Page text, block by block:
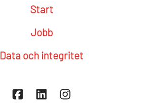
Start
Jobb
Data och integritet